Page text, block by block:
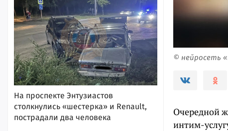
На проспекте Энтузиастов
столкнулись «шестерка» и Renault,
пострадали два человека
© нейросеть
Очередной
интим-